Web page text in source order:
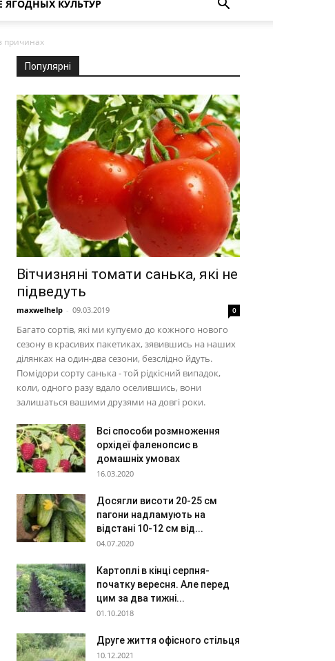
КУЛЬТУР
причинах
Популярні
Вітчизняні томати санька, які не
підведуть
maxwelhelp - 09.03.2019 0
Багато сортів, які ми купуємо до кожного нового
сезону в красивих пакетиках, зявившись на наших
ділянках на один-два сезони, безслідно йдуть.
Помідори сорту санька - той рідкісний випадок,
коли, одного разу вдало оселившись, вони
залишаться вашими друзями на довгі роки.
Всі способи розмноження
орхідеї фаленопсис в
домашніх умовах
16.03.2020
Досягли висоти 20-25 см
пагони надламують на
відстані 10-12 см від...
04.07.2020
Картоплі в кінці серпня-
початку вересня. Але перед
цим за два тижні...
01.10.2018
Друге життя офісного стільця
10.12.2021